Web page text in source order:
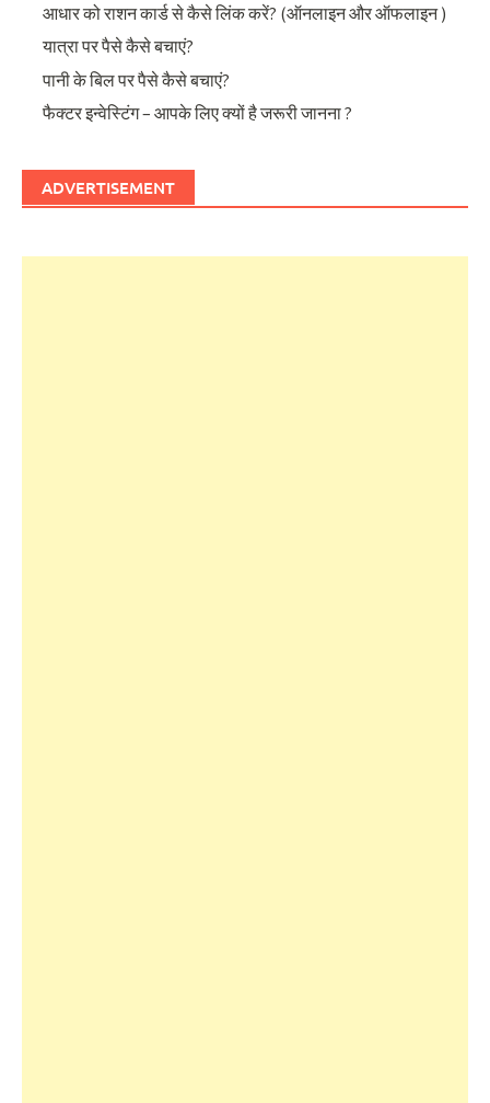
आधार को राशन कार्ड से कैसे लिंक करें? (ऑनलाइन और ऑफलाइन )
यात्रा पर पैसे कैसे बचाएं?
पानी के बिल पर पैसे कैसे बचाएं?
फैक्टर इन्वेस्टिंग – आपके लिए क्यों है जरूरी जानना ?
ADVERTISEMENT